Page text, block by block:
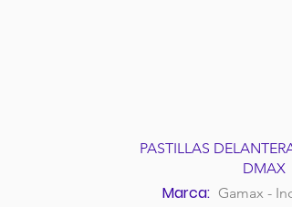
PASTILLAS
DMAX
Marca: Gamax -